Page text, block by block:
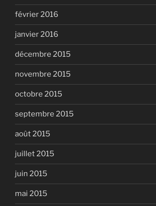
février 2016
janvier 2016
décembre 2015
novembre 2015
octobre 2015
septembre 2015
août 2015
juillet 2015
juin 2015
mai 2015